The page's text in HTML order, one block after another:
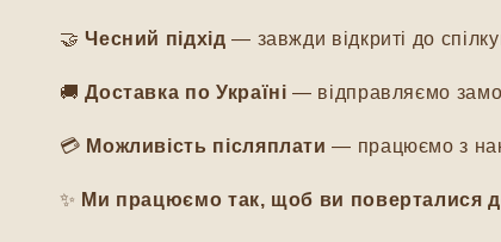
🤝Чесний підхід — завжди відкриті до
🚚Доставка по Україні — відправляємо
💳 Можливість післяплати — працюємо з
✨ Ми працюємо так, щоб ви поверталися